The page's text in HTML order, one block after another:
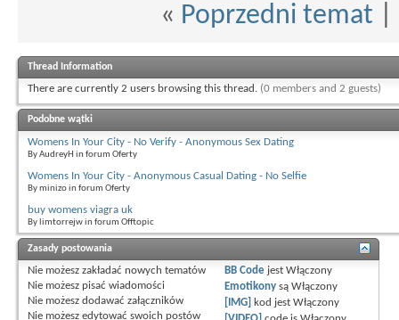
« Poprzedni temat
Thread Information
There are currently 2 users browsing this thread. (0 members and 2 guests)
Podobne wątki
Womens In Your City - No Verify - Anonymous Sex Dating
By AudreyH in forum Oferty
Womens In Your City - Anonymous Casual Dating - No Selfie
By minizo in forum Oferty
buy womens viagra uk
By limtorrejw in forum Offtopic
Zasady postowania
Nie możesz zakładać nowych tematów
Nie możesz pisać wiadomości
Nie możesz dodawać załączników
Nie możesz edytować swoich postów
BB Code jestWłączony
Emotikony sąWłączony
[IMG] kod jestWłączony